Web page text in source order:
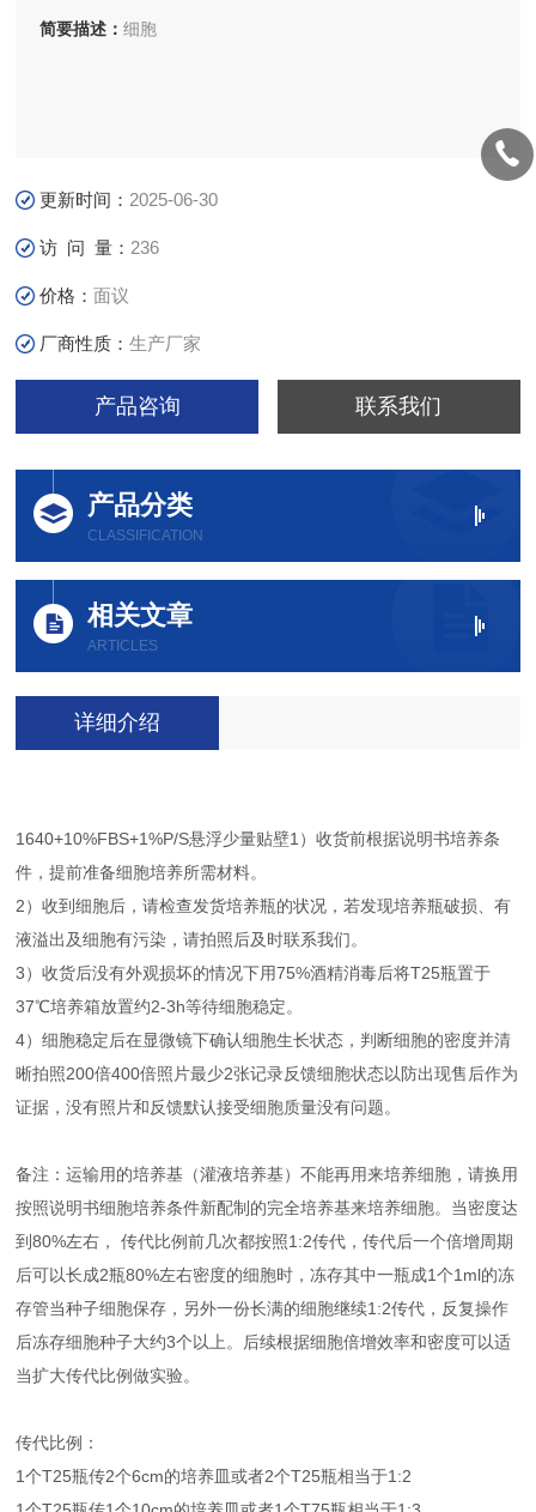
简要描述：细胞
更新时间： 2025-06-30
访 问 量： 236
价格：面议
厂商性质：生产厂家
产品咨询 联系我们
产品分类
CLASSIFICATION
相关文章
ARTICLES
详细介绍
1640+10%FBS+1%P/S悬浮少量贴壁1）收货前根据说明书培养条
件，提前准备细胞培养所需材料。
2）收到细胞后，请检查发货培养瓶的状况，若发现培养瓶破损、有
液溢出及细胞有污染，请拍照后及时联系我们。
3）收货后没有外观损坏的情况下用75%酒精消毒后将T25瓶置于
37℃培养箱放置约2-3h等待细胞稳定。
4）细胞稳定后在显微镜下确认细胞生长状态，判断细胞的密度并清
晰拍照200倍400倍照片最少2张记录反馈细胞状态以防出现售后作为
证据，没有照片和反馈默认接受细胞质量没有问题。
备注：运输用的培养基（灌液培养基）不能再用来培养细胞，请换用
按照说明书细胞培养条件新配制的完全培养基来培养细胞。当密度达
到80%左右， 传代比例前几次都按照1:2传代，传代后一个倍增周期
后可以长成2瓶80%左右密度的细胞时，冻存其中一瓶成1个1ml的冻
存管当种子细胞保存，另外一份长满的细胞继续1:2传代，反复操作
后冻存细胞种子大约3个以上。后续根据细胞倍增效率和密度可以适
当扩大传代比例做实验。
传代比例：
1个T25瓶传2个6cm的培养皿或者2个T25瓶相当于1:2